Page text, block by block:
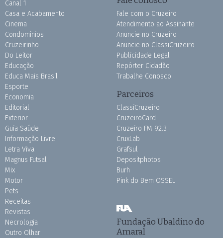
Canal 1
Casa e Acabamento
Cinema
Condomínios
Cruzeirinho
Do Leitor
Educação
Educa Mais Brasil
Esporte
Economia
Editorial
Exterior
Guia Saúde
Informação Livre
Letra Viva
Magnus Futsal
Mix
Motor
Pets
Receitas
Revistas
Necrologia
Outro Olhar
Fale com o Cruzeiro
Atendimento ao Assinante
Anuncie no Cruzeiro
Anuncie no ClassiCruzeiro
Publicidade Legal
Repórter Cidadão
Trabalhe Conosco
Parceiros
ClassiCruzeiro
CruzeiroCard
Cruzeiro FM 92.3
CruxLab
Grafsul
Depositphotos
Burh
Pink do Bem OSSEL
Fundação Ubaldino do
Amaral